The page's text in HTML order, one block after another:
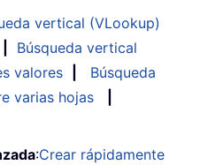
vertical (VLookup)
Búsqueda vertical
valores
Búsqueda
varias hojas
:Crear rápidamente